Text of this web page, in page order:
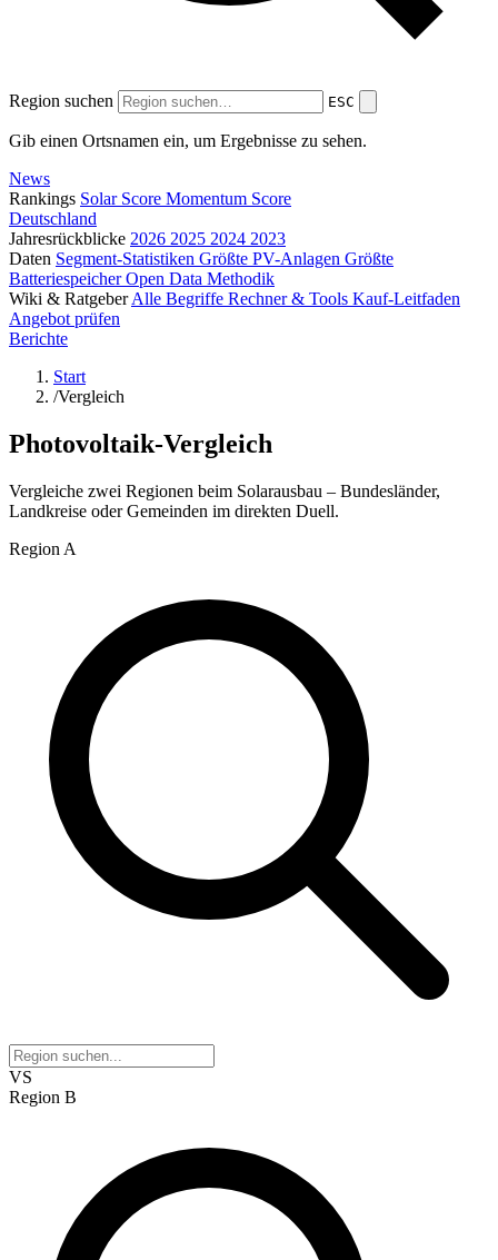
Region suchen ESC
Gib einen Ortsnamen ein, um Ergebnisse zu sehen.
News
Rankings Solar Score Momentum Score
Deutschland
Jahresrückblicke 2026 2025 2024 2023
Daten Segment-Statistiken Größte PV-Anlagen Größte
BatteriespeicherOpen Data Methodik
Wiki & Ratgeber Alle Begriffe Rechner & Tools Kauf-Leitfaden
Angebot prüfen
Berichte
Start
/Vergleich
Photovoltaik-Vergleich
Vergleiche zwei Regionen beim Solarausbau – Bundesländer,
Landkreise oder Gemeinden im direkten Duell.
Region A
VS
Region B